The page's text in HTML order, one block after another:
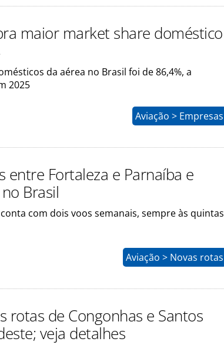
maior market share doméstico
da aérea no Brasil foi de 86,4%, a
2025
Aviação > Empresas
entre Fortaleza e Parnaíba e
Brasil
com dois voos semanais, sempre às quintas
Aviação > Novas rotas
rotas de Congonhas e Santos
veja detalhes